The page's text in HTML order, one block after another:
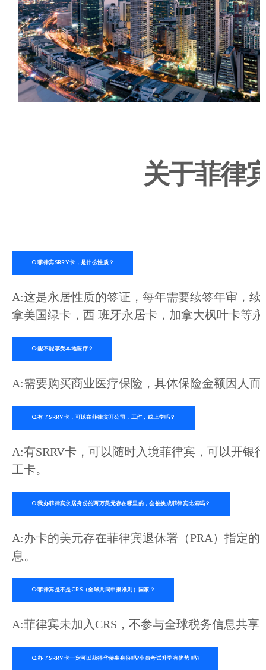
关于菲律
Q:菲律宾SRRV卡，是什么性质？
A:这是永居性质的签证，每年需要续签年审，
拿美国绿卡，西 班牙永居卡，加拿大枫叶卡等
Q:能不能享受本地医疗？
A:需要购买商业医疗保险，具体保险金额因人
Q:有了SRRV卡，可以在菲律宾开公司，工作，或上学吗？
A:有SRRV卡，可以随时入境菲律宾，可以开银
工卡。
Q:我办菲律宾永居身份的两万美元存在哪里的，会被换成菲律宾比索吗？
A:办卡的美元存在菲律宾退休署（PRA）指定
息。
Q:菲律宾是不是CRS（全球共同申报准则）国家？
A:菲律宾未加入CRS，不参与全球税务信息共享
Q:办了SRRV卡一定可以获得华侨生身份吗?小孩考试升学有优势 吗?